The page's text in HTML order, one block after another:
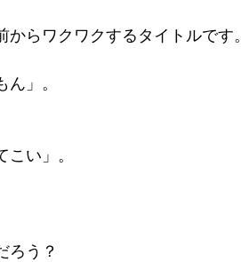
らワクワクするタイトルです。
」。
い」。
ろう？